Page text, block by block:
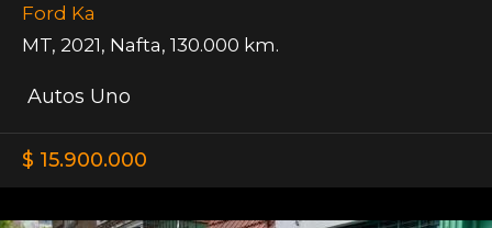
Ford Ka
MT, 2021, Nafta, 130.000 km.
Autos Uno
$ 15.900.000